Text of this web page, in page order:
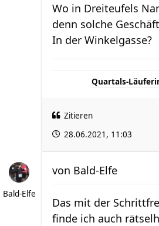
Wo in Dreiteufels
denn solche
In der Winkelgasse?
Quartals-
Zitieren
28.06.2021, 11:03
Bald-Elfe
von Bald-Elfe
Das mit der
finde ich auch